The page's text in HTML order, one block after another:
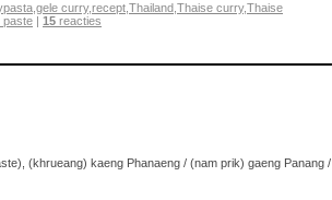
gele curry,recept Thailand Thaise curry,Thaise
paste 15 reacties
(khrueang) kaeng Phanaeng / (nam prik) gaeng Panang /